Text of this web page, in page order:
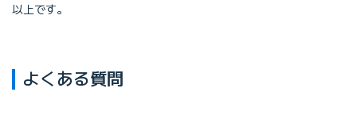
以上です。
よくある質問